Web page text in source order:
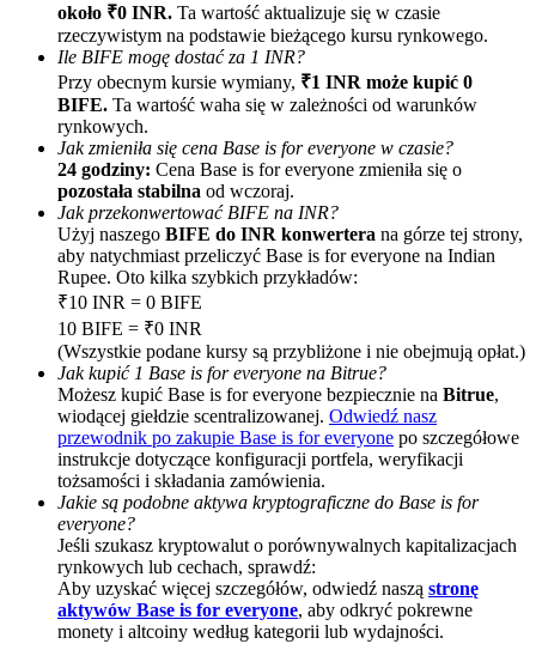
Polecaj
Zaproś przyjaciela, aby otrzymać nagrody pieniężne
BTC Welcome Rewards
BTC Welcome Rewards
Deposit & Trade BTC to Share 25000 USDT prize pool!
Deposit CASHCAT & Win
około ₹0 INR. Ta wartość aktualizuje się w czasie
rzeczywistym na podstawie bieżącego kursu rynkowego.
Ile BIFE mogę dostać za 1 INR?
Przy obecnym kursie wymiany, ₹1 INR może kupić 0
BIFE. Ta wartość waha się w zależności od warunków
rynkowych.
Jak zmieniła się cena Base is for everyone w czasie?
24 godziny: Cena Base is for everyone zmieniła się o
pozostała stabilna od wczoraj.
Jak przekonwertować BIFE na INR?
Użyj naszego BIFE do INR konwertera na górze tej strony,
aby natychmiast przeliczyć Base is for everyone na Indian
Rupee. Oto kilka szybkich przykładów:
₹10 INR = 0 BIFE
10 BIFE = ₹0 INR
(Wszystkie podane kursy są przybliżone i nie obejmują opłat.)
Jak kupić 1 Base is for everyone na Bitrue?
Możesz kupić Base is for everyone bezpiecznie na Bitrue,
wiodącej giełdzie scentralizowanej. Odwiedź nasz
przewodnik po zakupie Base is for everyone po szczegółowe
instrukcje dotyczące konfiguracji portfela, weryfikacji
tożsamości i składania zamówienia.
Jakie są podobne aktywa kryptograficzne do Base is for
everyone?
Jeśli szukasz kryptowalut o porównywalnych kapitalizacjach
rynkowych lub cechach, sprawdź:
Aby uzyskać więcej szczegółów, odwiedź naszą stronę
aktywów Base is for everyone, aby odkryć pokrewne
monety i altcoiny według kategorii lub wydajności.